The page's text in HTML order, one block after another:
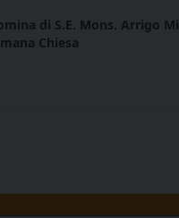
di S.E. Mons. Arrigo
Chiesa